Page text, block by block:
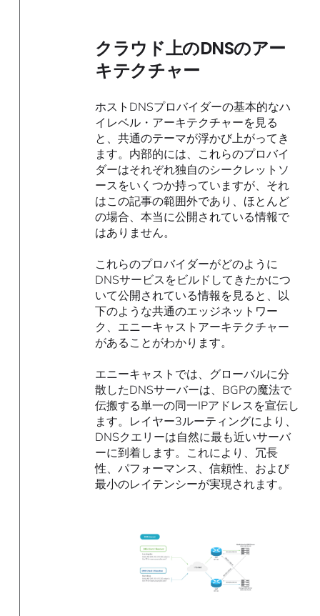
クラウド上のDNSのアー
キテクチャー
ホストDNSプロバイダーの基本的なハ
イレベル・アーキテクチャーを見る
と、共通のテーマが浮かび上がってき
ます。内部的には、これらのプロバイ
ダーはそれぞれ独自のシークレットソ
ースをいくつか持っていますが、それ
はこの記事の範囲外であり、ほとんど
の場合、本当に公開されている情報で
はありません。
これらのプロバイダーがどのように
DNSサービスをビルドしてきたかにつ
いて公開されている情報を見ると、以
下のような共通のエッジネットワー
ク、エニーキャストアーキテクチャー
があることがわかります。
エニーキャストでは、グローバルに分
散したDNSサーバーは、BGPの魔法で
伝搬する単一の同一IPアドレスを宣伝し
ます。レイヤー3ルーティングにより、
DNSクエリーは自然に最も近いサーバ
ーに到着します。これにより、冗長
性、パフォーマンス、信頼性、および
最小のレイテンシーが実現されます。